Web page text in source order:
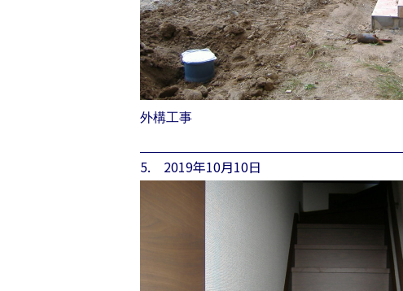
外構工事
5. 2019年10月10日